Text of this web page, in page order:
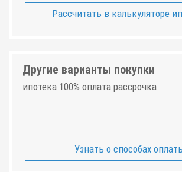
Рассчитать в калькуляторе
Другие варианты покупки
ипотека 100% оплата рассрочка
Узнать о способах